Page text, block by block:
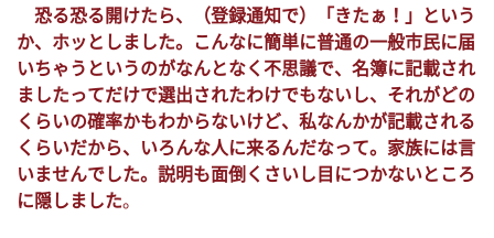
恐る恐る開けたら、（登録通知で）「きたぁ！」という
か、ホッとしました。こんなに簡単に普通の一般市民に届
いちゃうというのがなんとなく不思議で、名簿に記載され
ましたってだけで選出されたわけでもないし、それがどの
くらいの確率かもわからないけど、私なんかが記載される
くらいだから、いろんな人に来るんだなって。家族には言
いませんでした。説明も面倒くさいし目につかないところ
に隠しました。